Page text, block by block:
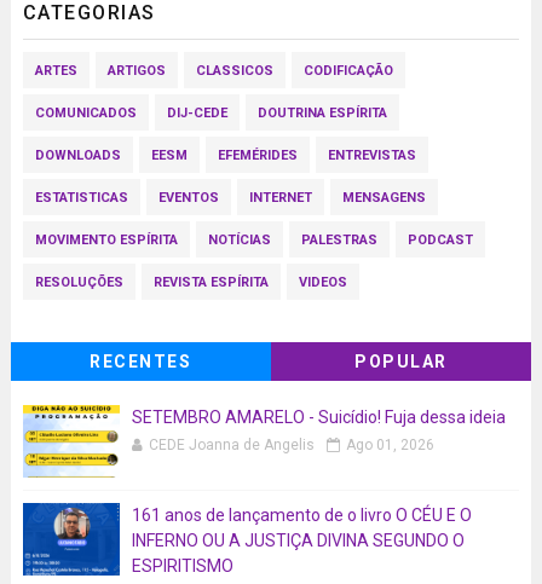
CATEGORIAS
ARTES ARTIGOS CLASSICOS CODIFICAÇÃO
COMUNICADOS DIJ-CEDE DOUTRINA ESPÍRITA
DOWNLOADS EESM EFEMÉRIDES ENTREVISTAS
ESTATISTICAS EVENTOS INTERNET MENSAGENS
MOVIMENTO ESPÍRITA NOTÍCIAS PALESTRAS PODCAST
RESOLUÇÕES REVISTA ESPÍRITA VIDEOS
RECENTES POPULAR
SETEMBRO AMARELO - Suicídio! Fuja dessa ideia
CEDE Joanna de Angelis Ago 01, 2026
161 anos de lançamento de o livro O CÉU E O
INFERNO OU A JUSTIÇA DIVINA SEGUNDO O
ESPIRITISMO